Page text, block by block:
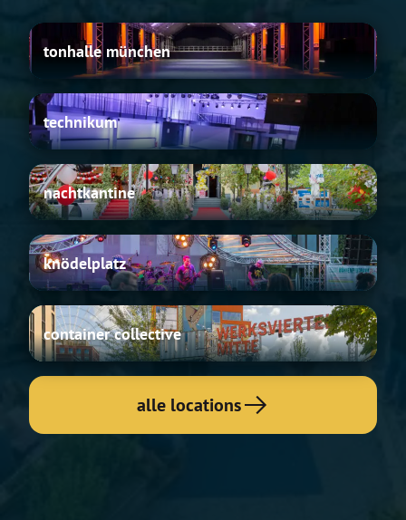
tonhalle
münchen
tonhalle münchen
technikum
technikum
nachtkantine
nachtkantine
knödelplatz
knödelplatz
container
collective
container collective
alle locations